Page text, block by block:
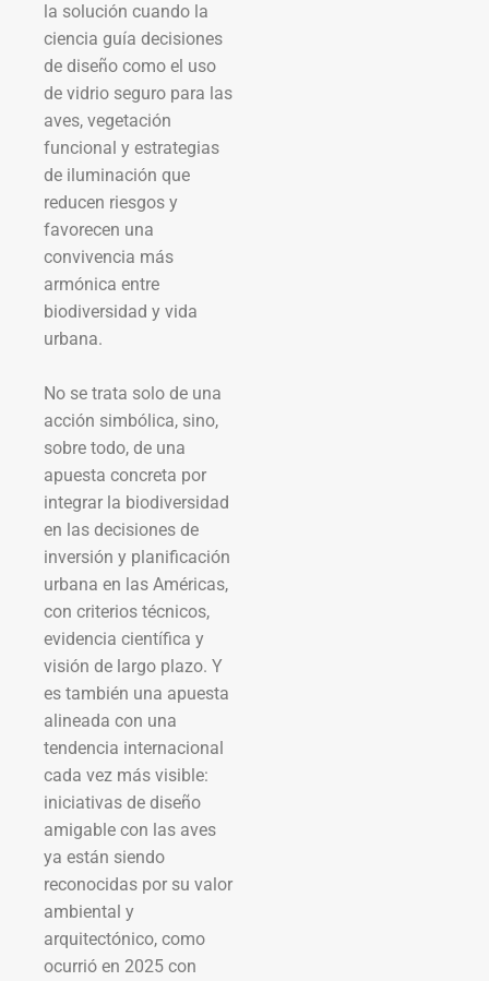
la solución cuando la
ciencia guía decisiones
de diseño como el uso
de vidrio seguro para las
aves, vegetación
funcional y estrategias
de iluminación que
reducen riesgos y
favorecen una
convivencia más
armónica entre
biodiversidad y vida
urbana.
No se trata solo de una
acción simbólica, sino,
sobre todo, de una
apuesta concreta por
integrar la biodiversidad
en las decisiones de
inversión y planificación
urbana en las Américas,
con criterios técnicos,
evidencia científica y
visión de largo plazo. Y
es también una apuesta
alineada con una
tendencia internacional
cada vez más visible:
iniciativas de diseño
amigable con las aves
ya están siendo
reconocidas por su valor
ambiental y
arquitectónico, como
ocurrió en 2025 con